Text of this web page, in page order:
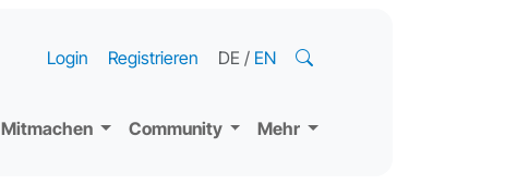
Mitmachen Community Mehr
Login Registrieren DE / EN